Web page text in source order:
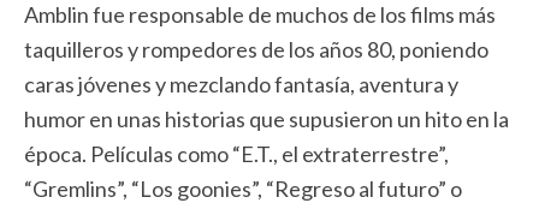
Amblin fue responsable de muchos de los films más
taquilleros y rompedores de los años 80, poniendo
caras jóvenes y mezclando fantasía, aventura y
humor en unas historias que supusieron un hito en la
época. Películas como “E.T., el extraterrestre”,
“Gremlins”, “Los goonies”, “Regreso al futuro” o